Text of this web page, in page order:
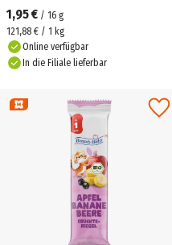
1,95 € / 16 g
121,88 € / 1 kg
Online verfügbar
In die Filiale lieferbar